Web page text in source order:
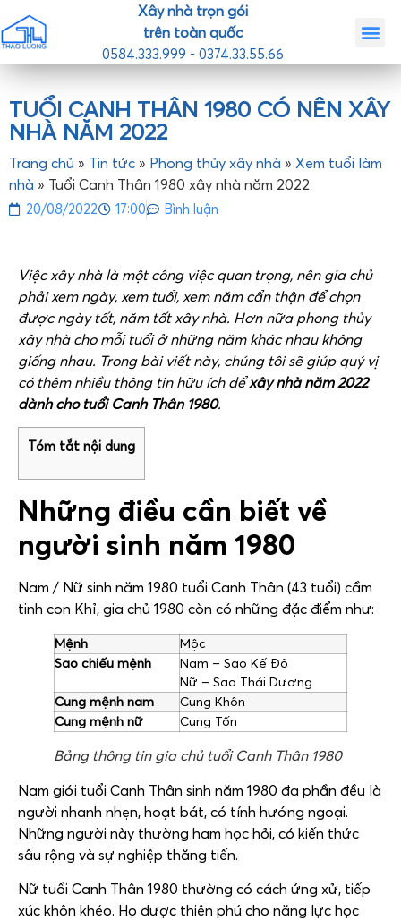
Xây nhà trọn gói
trên toàn quốc
0584.333.999 - 0374.33.55.66
TUỔI CANH THÂN 1980 CÓ NÊN XÂY
NHÀ NĂM 2022
Trang chủ » Tin tức » Phong thủy xây nhà » Xem tuổi làm
nhà » Tuổi Canh Thân 1980 xây nhà năm 2022
20/08/2022 17:00 Bình luận
Việc xây nhà là một công việc quan trọng, nên gia chủ
phải xem ngày, xem tuổi, xem năm cẩn thận để chọn
được ngày tốt, năm tốt xây nhà. Hơn nữa phong thủy
xây nhà cho mỗi tuổi ở những năm khác nhau không
giống nhau. Trong bài viết này, chúng tôi sẽ giúp quý vị
có thêm nhiều thông tin hữu ích đểxây nhà năm 2022
dành cho tuổi Canh Thân 1980.
Tóm tắt nội dung
Những điều cần biết về
người sinh năm 1980
Nam / Nữ sinh năm 1980 tuổi Canh Thân (43 tuổi) cầm
tinh con Khỉ, gia chủ 1980 còn có những đặc điểm như:
Mệnh
Mộc
Sao chiếu mệnh
Nam – Sao Kế Đô
Nữ – Sao Thái Dương
Cung mệnh nam
Cung Khôn
Cung mệnh nữ
Cung Tốn
Bảng thông tin gia chủ tuổi Canh Thân 1980
Nam giới tuổi Canh Thân sinh năm 1980 đa phần đều là
người nhanh nhẹn, hoạt bát, có tính hướng ngoại.
Những người này thường ham học hỏi, có kiến thức
sâu rộng và sự nghiệp thăng tiến.
Nữ tuổi Canh Thân 1980 thường có cách ứng xử, tiếp
xúc khôn khéo. Họ được thiên phú cho năng lực học